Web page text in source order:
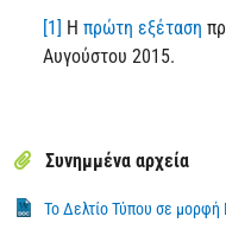
[1] Η πρώτη εξέταση
Αυγούστου 2015.
Συνημμένα αρχεία
Το Δελτίο Τύπου σε μορφή